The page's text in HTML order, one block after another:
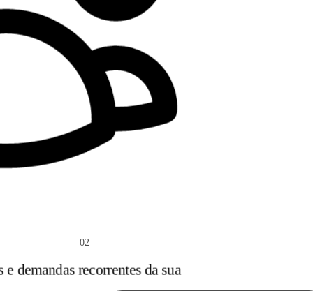
demandas recorrentes da sua
02